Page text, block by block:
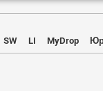
SW LI MyDrop